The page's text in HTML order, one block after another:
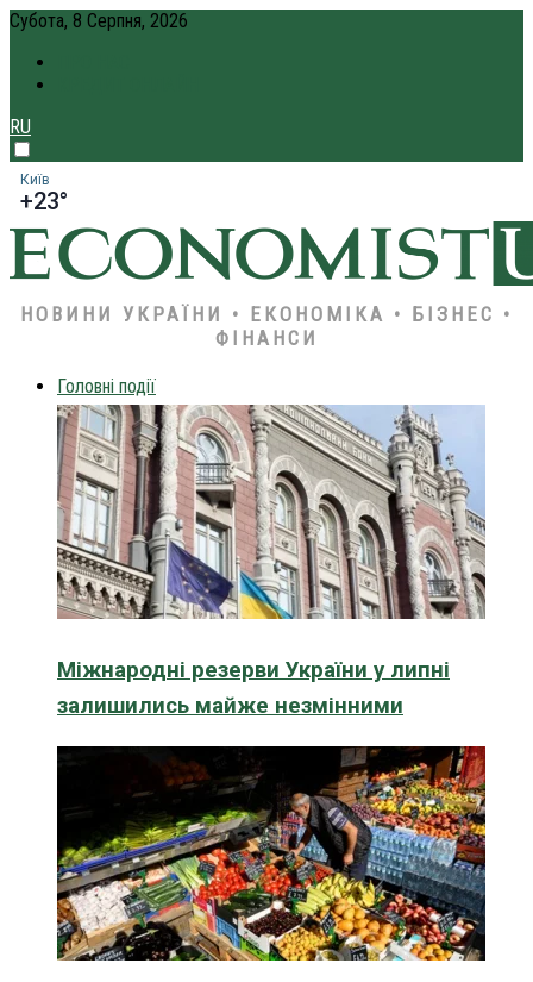
Субота, 8 Серпня, 2026
RU
Київ
+23°
НОВИНИ УКРАЇНИ • ЕКОНОМІКА • БІЗНЕС •
ФІНАНСИ
Головні події
Міжнародні резерви України у липні
залишились майже незмінними